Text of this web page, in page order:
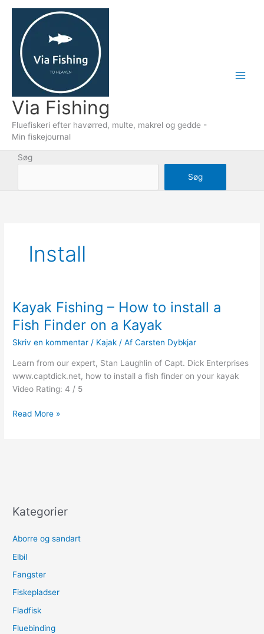
indholdet
Via Fishing
Fluefiskeri efter havørred, multe, makrel og gedde -
Min fiskejournal
Søg
Søg
Install
Kayak Fishing – How to install a
Fish Finder on a Kayak
Skriv en kommentar / Kajak / AfCarsten Dybkjar
Learn from our expert, Stan Laughlin of Capt. Dick Enterprises
www.captdick.net, how to install a fish finder on your kayak
Video Rating: 4 / 5
Kayak
Finder
a
Kayak
Read More »
Kategorier
Aborre og sandart
Elbil
Fangster
Fiskepladser
Fladfisk
Fluebinding